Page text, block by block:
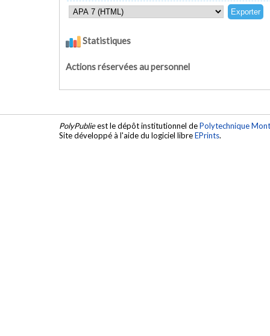
Statistiques
Actions réservées au personnel
PolyPublieest le dépôt institutionnel dePolytechnique
Site développé à l'aide du logiciel libreEPrints.